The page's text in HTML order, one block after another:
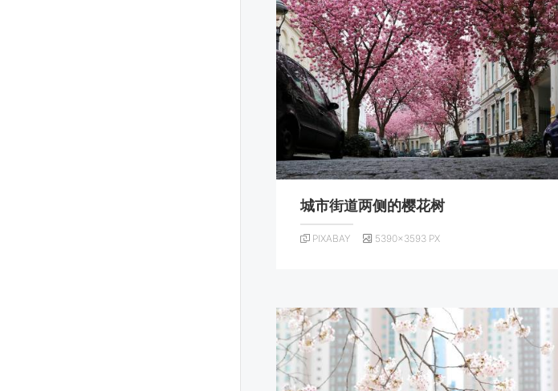
城市街道两侧的樱花树
PIXABAY 5390×3593 PX